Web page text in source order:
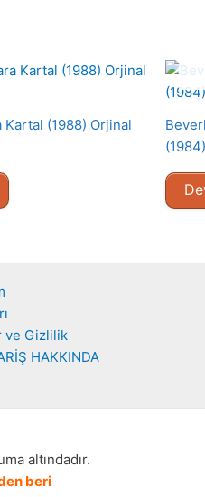
Kartal (1988) Orjinal
ve Gizlilik
HAKKINDA
altındadır.
beri